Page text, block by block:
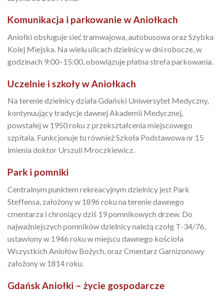
Komunikacja i parkowanie w Aniołkach
Aniołki obsługuje sieć tramwajowa, autobusowa oraz Szybka
Kolej Miejska. Na wielu ulicach dzielnicy w dni robocze, w
godzinach 9:00–15:00, obowiązuje płatna strefa parkowania.
Uczelnie i szkoły w Aniołkach
Na terenie dzielnicy działa Gdański Uniwersytet Medyczny,
kontynuujący tradycje dawnej Akademii Medycznej,
powstałej w 1950 roku z przekształcenia miejscowego
szpitala. Funkcjonuje tu również Szkoła Podstawowa nr 15
imienia doktor Urszuli Mroczkiewicz.
Park i pomniki
Centralnym punktem rekreacyjnym dzielnicy jest Park
Steffensa, założony w 1896 roku na terenie dawnego
cmentarza i chroniący dziś 19 pomnikowych drzew. Do
najważniejszych pomników dzielnicy należą czołg T-34/76,
ustawiony w 1946 roku w miejscu dawnego kościoła
Wszystkich Aniołów Bożych, oraz Cmentarz Garnizonowy
założony w 1814 roku.
Gdańsk Aniołki – życie gospodarcze